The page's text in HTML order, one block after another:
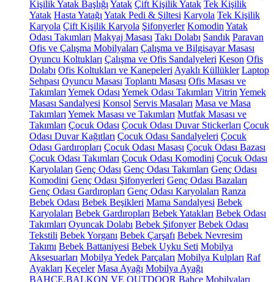
Kişilik Yatak Başlığı Yatak Çift Kişilik Yatak Tek Kişilik
Yatak Hasta Yatağı Yatak Pedi & Şiltesi Karyola Tek Kişilik
Karyola Çift Kişilik Karyola Şifonyerler Komodin Yatak
Odası Takımları Makyaj Masası Takı Dolabı Sandık Paravan
Ofis ve Çalışma Mobilyaları Çalışma ve Bilgisayar Masası
Oyuncu Koltukları Çalışma ve Ofis Sandalyeleri Keson Ofis
Dolabı Ofis Koltukları ve Kanepeleri Ayaklı Küllükler Laptop
Sehpası Oyuncu Masası Toplantı Masası Ofis Masası ve
Takımları Yemek Odası Yemek Odası Takımları Vitrin Yemek
Masası Sandalyesi Konsol Servis Masaları Masa ve Masa
Takımları Yemek Masası ve Takımları Mutfak Masası ve
Takımları Çocuk Odası Çocuk Odası Duvar Stickerları Çocuk
Odası Duvar Kağıtları Çocuk Odası Sandalyeleri Çocuk
Odası Gardıropları Çocuk Odası Masası Çocuk Odası Bazası
Çocuk Odası Takımları Çocuk Odası Komodini Çocuk Odası
Karyolaları Genç Odası Genç Odası Takımları Genç Odası
Komodini Genç Odası Şifonyerleri Genç Odası Bazaları
Genç Odası Gardıropları Genç Odası Karyolaları Ranza
Bebek Odası Bebek Beşikleri Mama Sandalyesi Bebek
Karyolaları Bebek Gardıropları Bebek Yatakları Bebek Odası
Takımları Oyuncak Dolabı Bebek Şifonyer Bebek Odası
Tekstili Bebek Yorganı Bebek Çarşafı Bebek Nevresim
Takımı Bebek Battaniyesi Bebek Uyku Seti Mobilya
Aksesuarları Mobilya Yedek Parçaları Mobilya Kulpları Raf
Ayakları Keçeler Masa Ayağı Mobilya Ayağı
BAHÇE,BALKON VE OUTDOOR Bahçe Mobilyaları